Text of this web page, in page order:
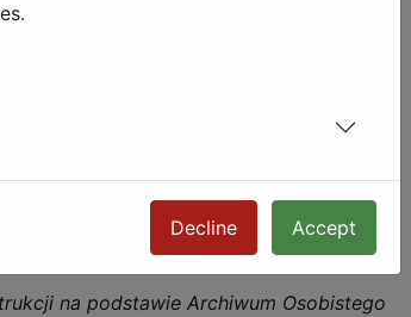
na podstawie Archiwum Osobistego
Decline Accept